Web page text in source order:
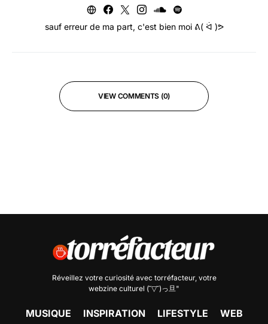
sauf erreur de ma part, c'est bien moi ᕕ( ᐛ )ᕗ
VIEW COMMENTS (0)
Réveillez votre curiosité avec torréfacteur, votre
webzine culturel (˘▽˘)っ旦"
MUSIQUE INSPIRATION LIFESTYLE WEB